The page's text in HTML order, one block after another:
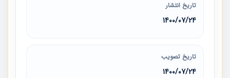
تاریخ انتشار
1400/07/24
تاریخ تصویب
1400/07/24